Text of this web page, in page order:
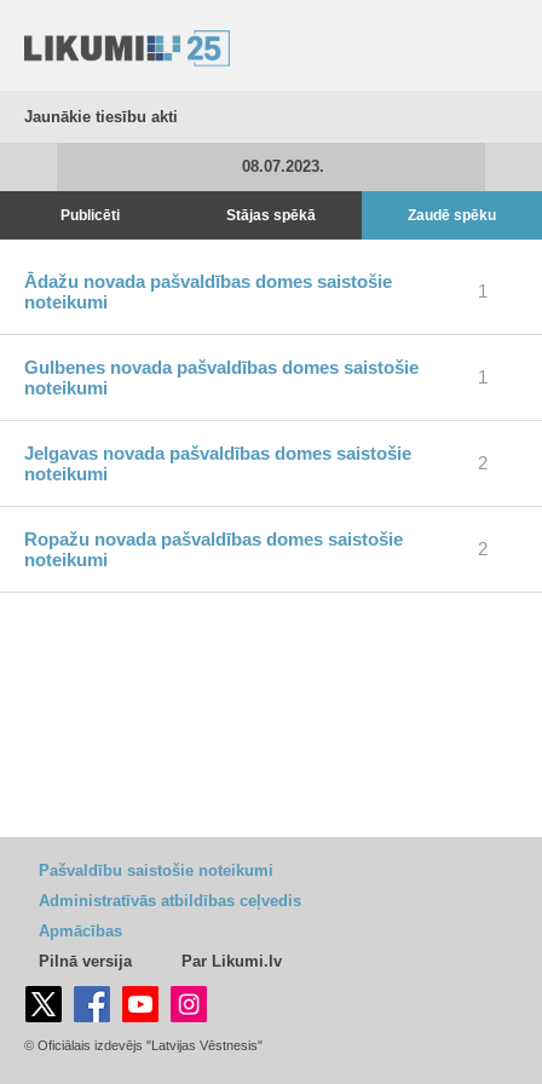
Jaunākie tiesību akti
08.07.2023.
Publicēti Stājas spēkā Zaudē spēku
Ādažu novada pašvaldības domes saistošie
noteikumi
1
Gulbenes novada pašvaldības domes saistošie
noteikumi
1
Jelgavas novada pašvaldības domes saistošie
noteikumi
2
Ropažu novada pašvaldības domes saistošie
noteikumi
2
Pašvaldību saistošie noteikumi
Administratīvās atbildības ceļvedis
Apmācības
Pilnā versija
Par Likumi.lv
© Oficiālais izdevējs "Latvijas Vēstnesis"